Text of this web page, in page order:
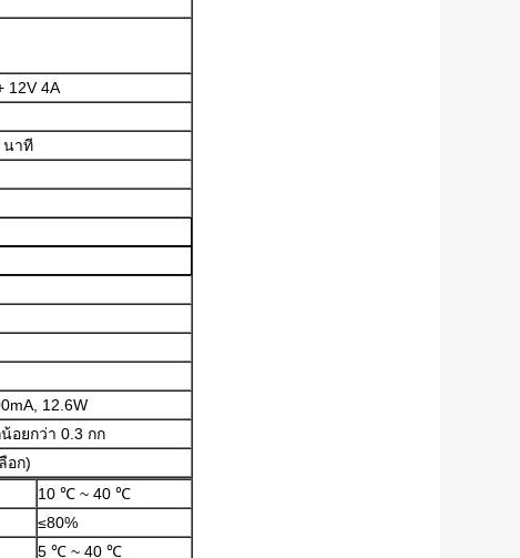
12V 4A
นาที
12.6W
อยกว่า 0.3 กก
อก)
10 ℃ ~ 40 ℃
≤80%
5 ℃ ~ 40 ℃